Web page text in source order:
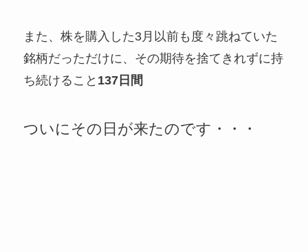
また、株を購入した3月以前も度々跳ねていた
銘柄だっただけに、その期待を捨てきれずに持
ち続けること 137日間
ついにその日が来たのです・・・